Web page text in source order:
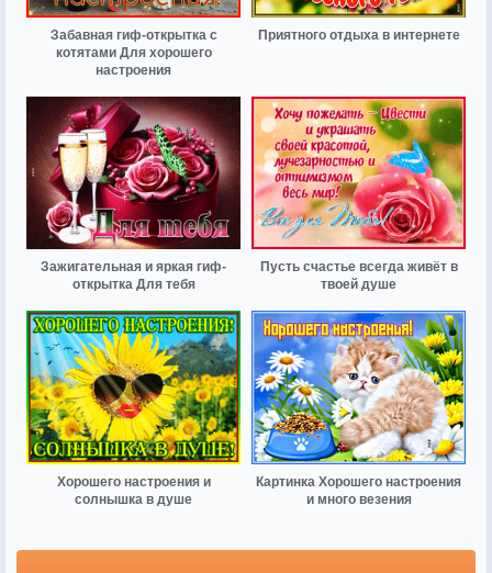
Забавная гиф-открытка с
котятами Для хорошего
настроения
Приятного отдыха в интернете
Зажигательная и яркая гиф-
открытка Для тебя
Пусть счастье всегда живёт в
твоей душе
Хорошего настроения и
солнышка в душе
Картинка Хорошего настроения
и много везения